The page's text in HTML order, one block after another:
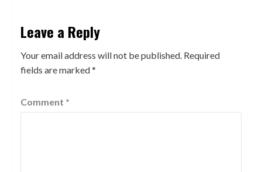
Leave a Reply
Your email address will not be published. Required
fields are marked*
Comment *